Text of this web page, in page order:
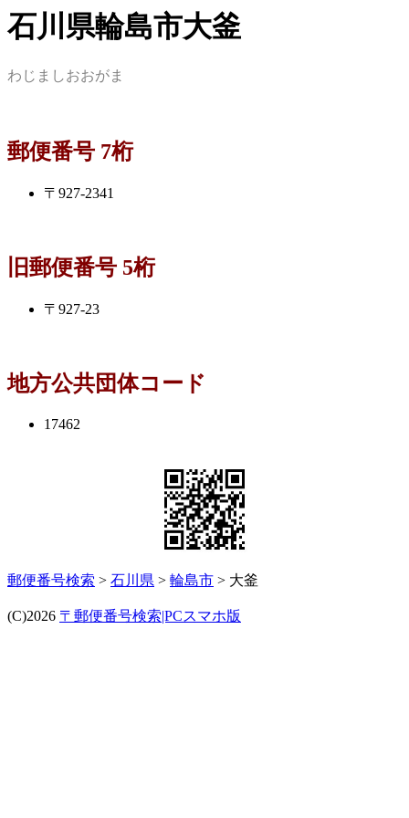
石川県輪島市大釜
わじましおおがま
郵便番号 7桁
〒927-2341
旧郵便番号 5桁
〒927-23
地方公共団体コード
17462
郵便番号検索 > 石川県 > 輪島市 > 大釜
(C)2026 〒郵便番号検索|PCスマホ版